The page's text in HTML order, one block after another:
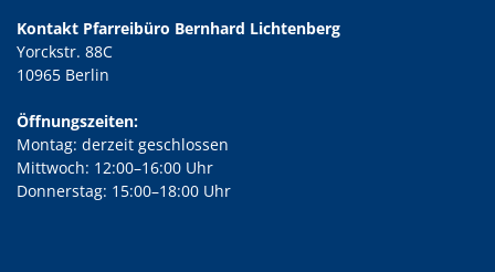
Kontakt Pfarreibüro Bernhard Lichtenberg
Yorckstr. 88C
10965 Berlin
Öffnungszeiten:
Montag: derzeit geschlossen
Mittwoch: 12:00–16:00 Uhr
Donnerstag: 15:00–18:00 Uhr